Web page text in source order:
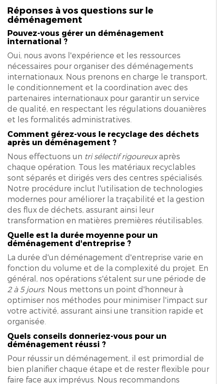
Réponses à vos questions sur le
déménagement
Pouvez-vous gérer un déménagement
international ?
Oui, nous avons l'expérience et les ressources
nécessaires pour organiser des déménagements
internationaux. Nous prenons en charge le transport,
le conditionnement et la coordination avec des
partenaires internationaux pour garantir un service
de qualité, en respectant les régulations douanières
et les formalités administratives.
Comment gérez-vous le recyclage des déchets
après un déménagement ?
Nous effectuons un tri sélectif rigoureuxaprès
chaque opération. Tous les matériaux recyclables
sont séparés et dirigés vers des centres spécialisés.
Notre procédure inclut l'utilisation de technologies
modernes pour améliorer la traçabilité et la gestion
des flux de déchets, assurant ainsi leur
transformation en matières premières réutilisables.
Quelle est la durée moyenne pour un
déménagement d'entreprise ?
La durée d'un déménagement d'entreprise varie en
fonction du volume et de la complexité du projet. En
général, nos opérations s'étalent sur une période de
2 à 5 jours. Nous mettons un point d'honneur à
optimiser nos méthodes pour minimiser l'impact sur
votre activité, assurant ainsi une transition rapide et
organisée.
Quels conseils donneriez-vous pour un
déménagement réussi ?
Pour réussir un déménagement, il est primordial de
bien planifier chaque étape et de rester flexible pour
faire face aux imprévus. Nous recommandons